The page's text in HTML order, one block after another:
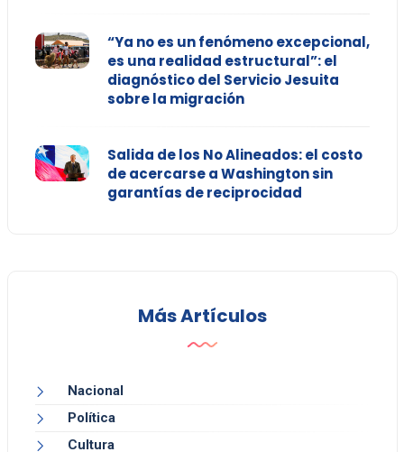
“Ya no es un fenómeno excepcional,
es una realidad estructural”: el
diagnóstico del Servicio Jesuita
sobre la migración
Salida de los No Alineados: el costo
de acercarse a Washington sin
garantías de reciprocidad
Más Artículos
Nacional
Política
Cultura